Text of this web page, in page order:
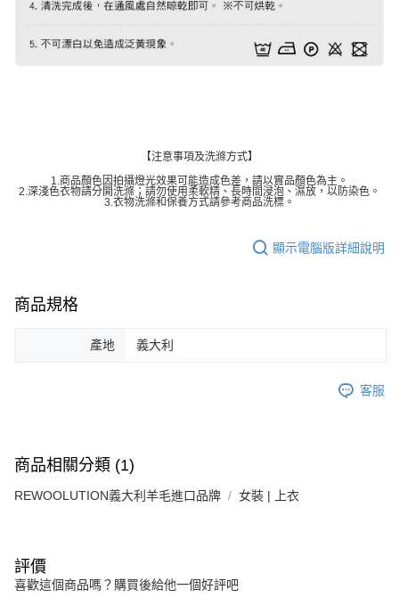
【注意事項及洗滌方式】
1.商品顏色因拍攝燈光效果可能造成色差，請以實品顏色為主。
2.深淺色衣物請分開洗滌；請勿使用柔軟精、長時間浸泡、濕放，以防染色。
3.衣物洗滌和保養方式請參考商品洗標。
顯示電腦版詳細說明
商品規格
產地 義大利
客服
商品相關分類 (1)
REWOOLUTION義大利羊毛進口品牌 女裝 | 上衣
評價
喜歡這個商品嗎？購買後給他一個好評吧